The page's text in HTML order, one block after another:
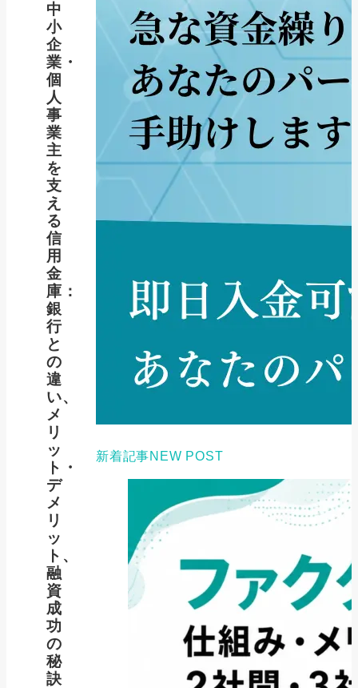
中
小
企
業・
個
人
事
業
主
を
支
え
る
信
用
金
庫：
銀
行
と
の
違
い、
メ
リ
ッ
ト・
デ
メ
リ
ッ
ト、
融
資
成
功
の
秘
訣
新着記事NEW POST